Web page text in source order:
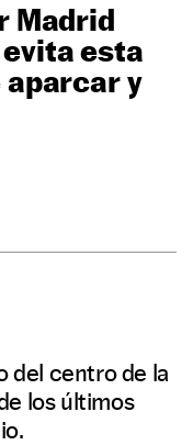
Madrid
esta
aparcar y
del centro de la
los últimos